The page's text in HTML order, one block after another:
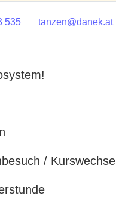
535
tanzen@danek.at
/ Kurswechsel